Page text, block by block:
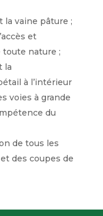
la vaine pâture ;
et
toute nature ;
la
à l’intérieur
voies à grande
du
de tous les
des coupes de